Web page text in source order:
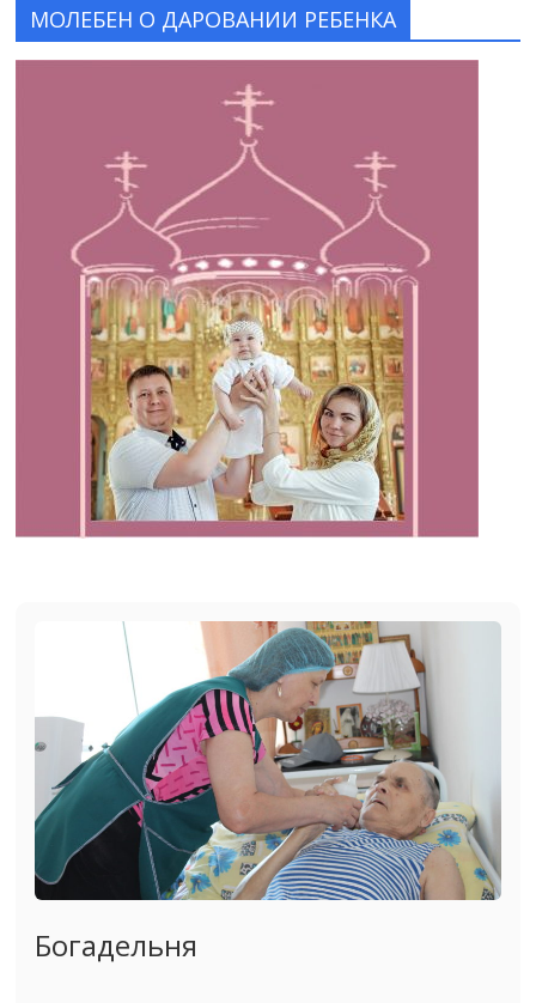
МОЛЕБЕН О ДАРОВАНИИ РЕБЕНКА
Богадельня